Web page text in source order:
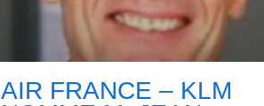
AIR FRANCE – KLM